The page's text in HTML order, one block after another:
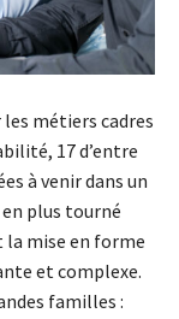
les métiers cadres
17 d’entre
à venir dans un
plus tourné
la mise en forme
et complexe.
familles :